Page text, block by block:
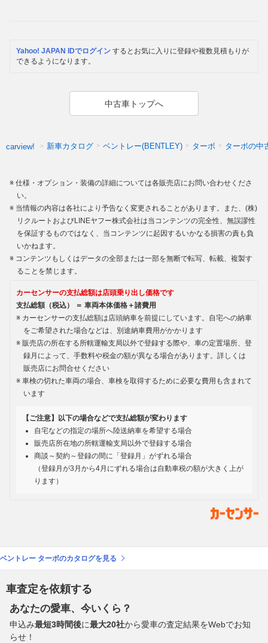
Yahoo! JAPAN IDでログイン するとお気に入りに登録や複数見積もりが
できるようになります。
中古車トップへ
carview! 新車カタログ ベントレー(BENTLEY) ターボ ターボの中
仕様・オプション・装備の詳細については各販売店にお問い合わせくださ
い。
当情報の内容は各社により予告なく変更されることがあります。また、(株)
リクルートおよびLINEヤフー株式会社は当コンテンツの完全性、無誤謬性
を保証するものではなく、当コンテンツに起因するいかなる損害の責も負
いかねます。
コンテンツもしくはデータの全部または一部を無断で転写、転載、複製す
ることを禁じます。
カーセンサーの支払総額は店頭乗り出し価格です
支払総額（税込） ＝ 車両本体価格＋諸費用
カーセンサーの支払総額は店頭納車を前提にしています。自宅への納車
をご希望された場合などは、別途納車費用がかかります
販売店の所在する所轄運輸支局以外で登録する際や、車の定置場所、登
録月によって、手数料や税金の額が異なる場合があります。詳しくは
販売店にお問合せください
車検の切れた車両の場合、車検を取得するために必要な費用も含まれて
います
【ご注意】以下の場合などで支払総額が変わります
自宅などの指定の場所へ陸送納車を希望する場合
販売店所在地の所轄運輸支局以外で登録する場合
商談～契約～登録の間に「登録月」がずれる場合
（登録月が3月から4月にずれる場合は自動車税の額が大きく上が
ります）
ベントレー ターボのカタログを見る
車査定を依頼する
あなたの愛車、今いくら？
申込み最短3時間後に最大20社から愛車の査定結果をWebでお知
らせ！